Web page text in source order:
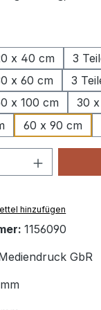
x 40 cm
3
x 60 cm
3
x 100 cm
30
60 x 90 cm
Anzahl:
hinzufügen
1156090
GbR